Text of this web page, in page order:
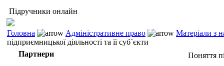
Підручники онлайн
Головна Адміністративне право
Матеріали з
підприємницької діяльності та її суб`єкти
Партнери
Поняття